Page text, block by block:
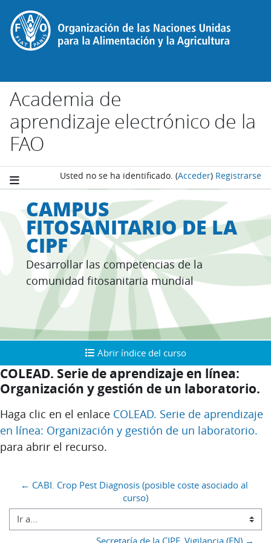
Salta al contenido principal
Academia de
aprendizaje electrónico de la
FAO
Usted no se ha identificado. (Acceder) Registrarse
CAMPUS
FITOSANITARIO DE LA
CIPF
Desarrollar las competencias de la
comunidad fitosanitaria mundial
Abrir índice del curso
Abrir índice del curso
COLEAD. Serie de aprendizaje en línea:
Organización y gestión de un laboratorio.
Requisitos de finalización
Haga clic en el enlace COLEAD. Serie de aprendizaje
en línea: Organización y gestión de un laboratorio.
para abrir el recurso.
← CABI. Crop Pest Diagnosis (posible coste asociado al
curso)
Ir a...
Secretaría de la CIPF. Vigilancia (EN) →